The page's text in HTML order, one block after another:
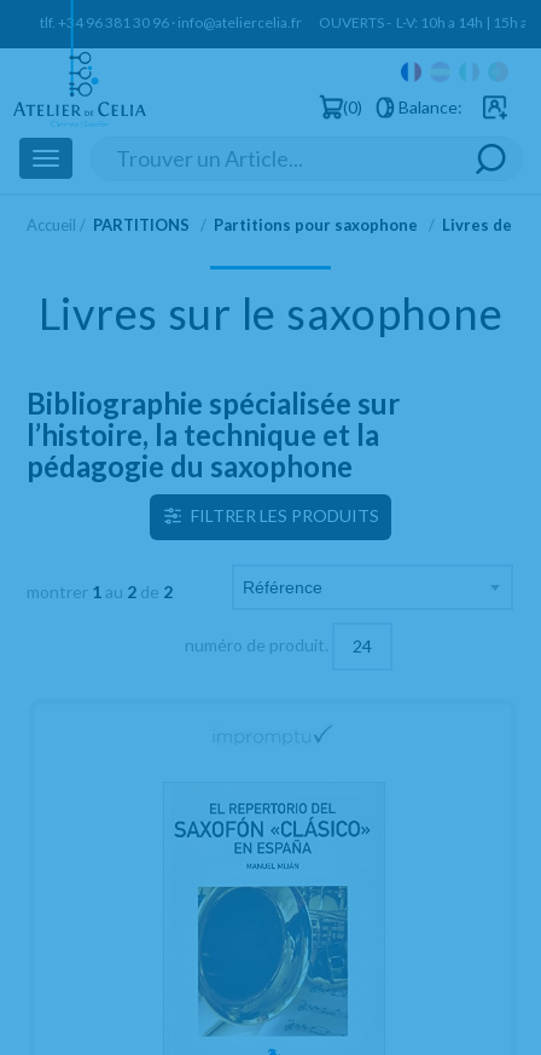
tlf.+34 96 381 30 96 · info@ateliercelia.fr OUVERTS - L-V: 10h a 14h | 15h a
0 Balance:
Toggle
navigation
Accueil PARTITIONS Partitions pour saxophone Livres de
Livres sur le saxophone
Bibliographie spécialisée sur
l’histoire, la technique et la
pédagogie du saxophone
FILTRER LES PRODUITS
montrer 1au 2 de 2
numéro de produit.